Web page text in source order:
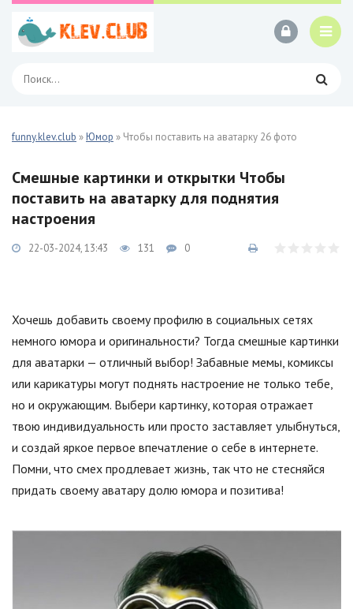
funny.klev.club »Юмор » Чтобы поставить на аватарку 26 фото
Смешные картинки и открытки Чтобы
поставить на аватарку для поднятия
настроения
22-03-2024, 13:43 131 0
Хочешь добавить своему профилю в социальных сетях
немного юмора и оригинальности? Тогда смешные картинки
для аватарки — отличный выбор! Забавные мемы, комиксы
или карикатуры могут поднять настроение не только тебе,
но и окружающим. Выбери картинку, которая отражает
твою индивидуальность или просто заставляет улыбнуться,
и создай яркое первое впечатление о себе в интернете.
Помни, что смех продлевает жизнь, так что не стесняйся
придать своему аватару долю юмора и позитива!